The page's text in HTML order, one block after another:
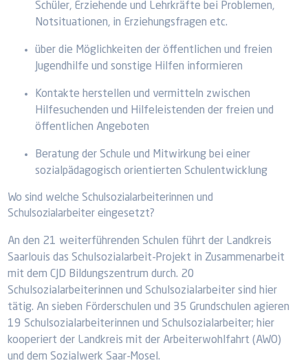
Schüler, Erziehende und Lehrkräfte bei Problemen,
Notsituationen, in Erziehungsfragen etc.
über die Möglichkeiten der öffentlichen und freien
Jugendhilfe und sonstige Hilfen informieren
Kontakte herstellen und vermitteln zwischen
Hilfesuchenden und Hilfeleistenden der freien und
öffentlichen Angeboten
Beratung der Schule und Mitwirkung bei einer
sozialpädagogisch orientierten Schulentwicklung
Wo sind welche Schulsozialarbeiterinnen und
Schulsozialarbeiter eingesetzt?
An den 21 weiterführenden Schulen führt der Landkreis
Saarlouis das Schulsozialarbeit-Projekt in Zusammenarbeit
mit dem CJD Bildungszentrum durch. 20
Schulsozialarbeiterinnen und Schulsozialarbeiter sind hier
tätig. An sieben Förderschulen und 35 Grundschulen agieren
19 Schulsozialarbeiterinnen und Schulsozialarbeiter; hier
kooperiert der Landkreis mit der Arbeiterwohlfahrt (AWO)
und dem Sozialwerk Saar-Mosel.